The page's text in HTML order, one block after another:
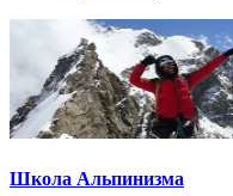
Школа Альпинизма